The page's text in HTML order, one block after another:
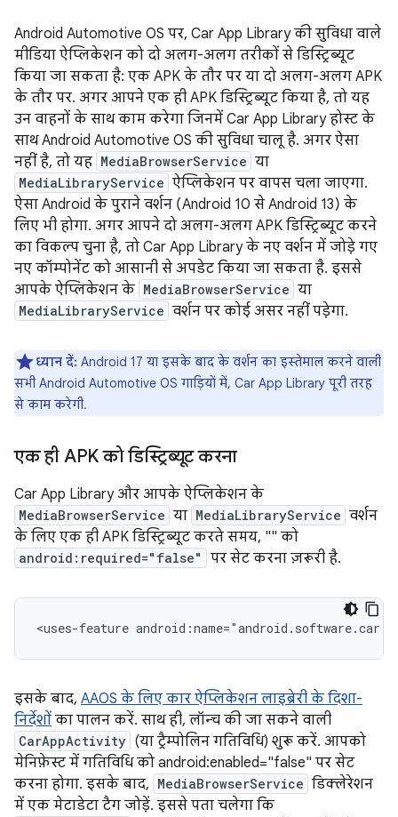
Android Automotive OS पर, Car App Library की सुविधा वाले
मीडिया ऐप्लिकेशन को दो अलग-अलग तरीकों से डिस्ट्रिब्यूट
किया जा सकता है: एक APK के तौर पर या दो अलग-अलग APK
के तौर पर. अगर आपने एक ही APK डिस्ट्रिब्यूट किया है, तो यह
उन वाहनों के साथ काम करेगा जिनमें Car App Library होस्ट के
साथ Android Automotive OS की सुविधा चालू है. अगर ऐसा
नहीं है, तो यह MediaBrowserService या
MediaLibraryService ऐप्लिकेशन पर वापस चला जाएगा.
ऐसा Android के पुराने वर्शन (Android 10 से Android 13) के
लिए भी होगा. अगर आपने दो अलग-अलग APK डिस्ट्रिब्यूट करने
का विकल्प चुना है, तो Car App Library के नए वर्शन में जोड़े गए
नए कॉम्पोनेंट को आसानी से अपडेट किया जा सकता है. इससे
आपके ऐप्लिकेशन के MediaBrowserService या
MediaLibraryService वर्शन पर कोई असर नहीं पड़ेगा.
ध्यान दें: Android 17 या इसके बाद के वर्शन का इस्तेमाल करने वाली
सभी Android Automotive OS गाड़ियों में, Car App Library पूरी तरह
से काम करेगी.
एक ही APK को डिस्ट्रिब्यूट करना
Car App Library और आपके ऐप्लिकेशन के
MediaBrowserService या MediaLibraryService वर्शन
के लिए एक ही APK डिस्ट्रिब्यूट करते समय, "" को
android:required="false" पर सेट करना ज़रूरी है.
<uses-feature
इसके बाद, AAOS के लिए कार ऐप्लिकेशन लाइब्रेरी के दिशा-
निर्देशों का पालन करें. साथ ही, लॉन्च की जा सकने वाली
CarAppActivity (या ट्रैम्पोलिन गतिविधि) शुरू करें. आपको
मेनिफ़ेस्ट में गतिविधि को android:enabled="false" पर सेट
करना होगा. इसके बाद, MediaBrowserService डिक्लेरेशन
में एक मेटाडेटा टैग जोड़ें. इससे पता चलेगा कि